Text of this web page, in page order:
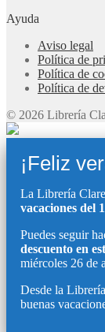
Ayuda
Aviso legal
Política de
Política de
Política de
© 2026 Librería
¡Feliz
La Librería
vacaciones del
Puedes seguir
descuento en
miércoles 26 de
Desde la
buenas